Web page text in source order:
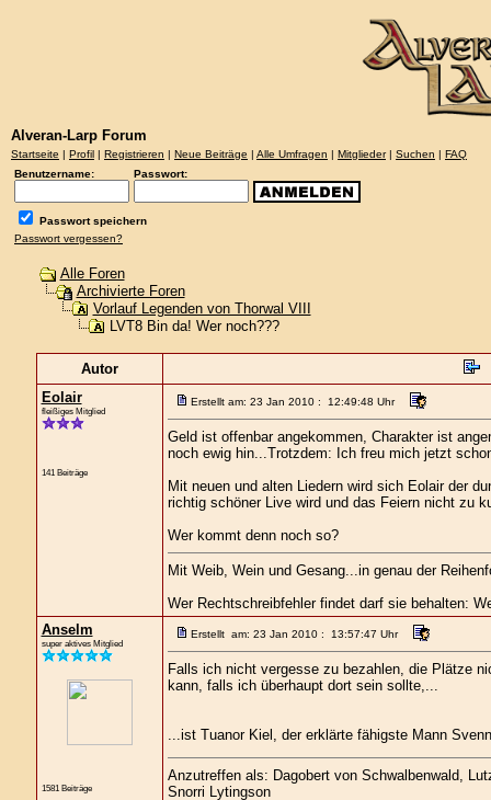
Alveran-Larp Forum
Startseite | Profil | Registrieren | Neue Beiträge | Alle Umfragen | Mitglieder| Suchen | FAQ
Benutzername:
Passwort:
Passwort speichern
Passwort vergessen?
Alle Foren
Archivierte Foren
Vorlauf Legenden von Thorwal VIII
LVT8 Bin da! Wer noch???
Autor
Eolair
fleißiges Mitglied
141 Beiträge
Erstellt am: 23 Jan 2010 : 12:49:48 Uhr
Geld ist offenbar angekommen, Charakter ist
noch ewig hin...Trotzdem: Ich freu mich jetzt
Mit neuen und alten Liedern wird sich Eolair der
richtig schöner Live wird und das Feiern nicht zu
Wer kommt denn noch so?
Mit Weib, Wein und Gesang...in genau der
Wer Rechtschreibfehler findet darf sie behalten:
Anselm
super aktives Mitglied
1581 Beiträge
Erstellt am: 23 Jan 2010 : 13:57:47 Uhr
Falls ich nicht vergesse zu bezahlen, die Plätze
kann, falls ich überhaupt dort sein sollte,...
...ist Tuanor Kiel, der erklärte fähigste Mann
Anzutreffen als: Dagobert von Schwalbenwald,
Snorri Lytingson